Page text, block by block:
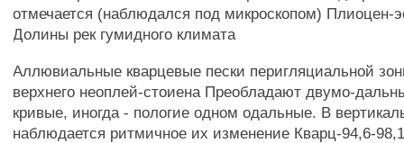
отмечается (наблюдался под микроскопом) Плиоцен-
Долины рек гумидного климата
Аллювиальные кварцевые пески перигляциальной
верхнего неоплей-стоиена Преобладают двумо-
кривые, иногда - пологие одном одальные. В
наблюдается ритмичное их изменение Кварц-94,6-